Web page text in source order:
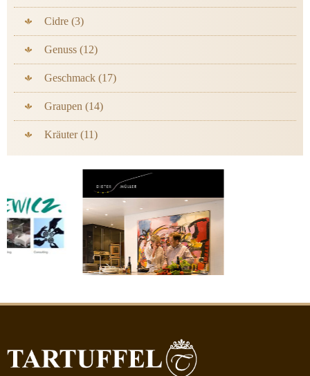
Cidre (3)
Genuss (12)
Geschmack (17)
Graupen (14)
Kräuter (11)